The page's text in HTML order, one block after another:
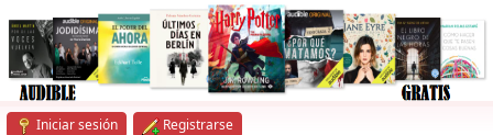
Iniciar sesión Registrarse